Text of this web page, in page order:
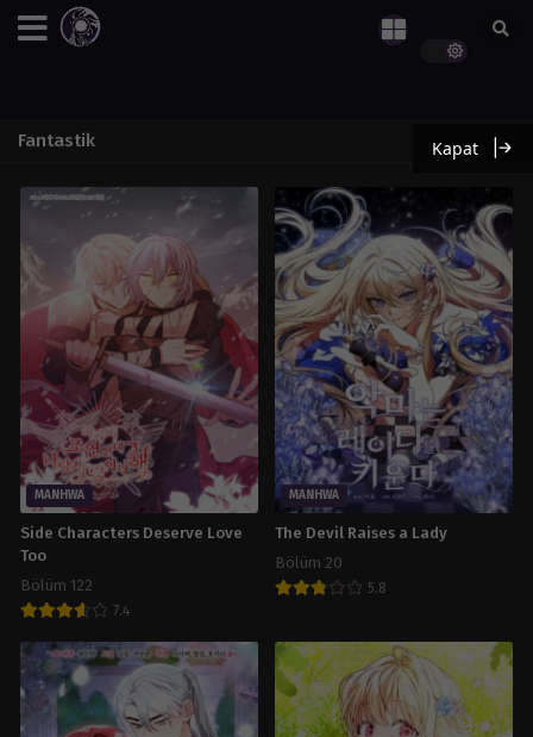
Fantastik
MANHWA
Side Characters Deserve Love
Too
Bölüm 122
7.4
MANHWA
The Devil Raises a Lady
Bölüm 20
5.8
Kapat